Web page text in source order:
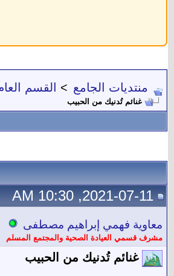
منتديات الجامع > القسم
غنائم تُدنيك من الحبيب
2021-07-11, 10:30 AM
معاوية فهمي إبراهيم مصطفى
مشرف قسمي العيادة الصحية والمجتمع المسلم
غنائم تُدنيك من الحبيب